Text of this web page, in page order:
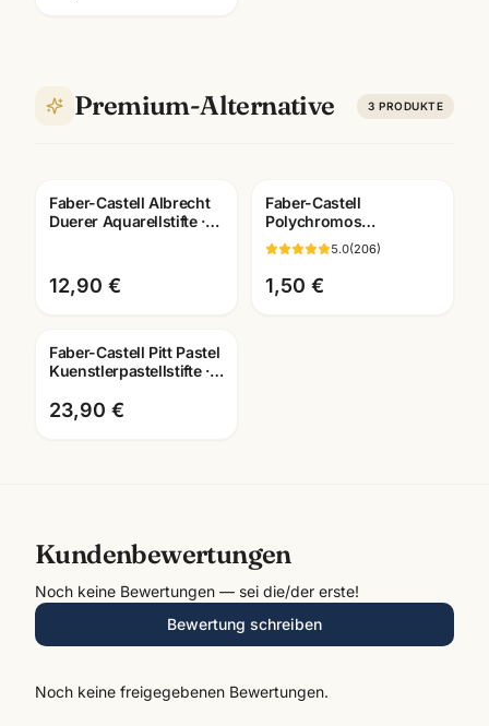
Premium-Alternative 3 PRODUKTE
Faber-Castell Albrecht
Duerer Aquarellstifte ·
12,90 €
Faber-Castell
Polychromos
Künstlerfarbstifte ·
Einzelstift alle Farben ·
Mannheim
5.0(206)
1,50 €
Faber-Castell Pitt Pastel
Kuenstlerpastellstifte ·
Mannheim
23,90 €
Kundenbewertungen
Noch keine Bewertungen — sei die/der erste!
Bewertung schreiben
Noch keine freigegebenen Bewertungen.